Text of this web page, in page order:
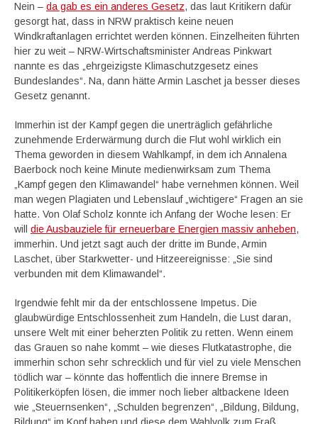
Nein – da gab es ein anderes Gesetz, das laut Kritikern dafür
gesorgt hat, dass in NRW praktisch keine neuen
Windkraftanlagen errichtet werden können. Einzelheiten führten
hier zu weit – NRW-Wirtschaftsminister Andreas Pinkwart
nannte es das „ehrgeizigste Klimaschutzgesetz eines
Bundeslandes“. Na, dann hätte Armin Laschet ja besser dieses
Gesetz genannt.
Immerhin ist der Kampf gegen die unerträglich gefährliche
zunehmende Erderwärmung durch die Flut wohl wirklich ein
Thema geworden in diesem Wahlkampf, in dem ich Annalena
Baerbock noch keine Minute medienwirksam zum Thema
„Kampf gegen den Klimawandel“ habe vernehmen können. Weil
man wegen Plagiaten und Lebenslauf „wichtigere“ Fragen an sie
hatte. Von Olaf Scholz konnte ich Anfang der Woche lesen: Er
will die Ausbauziele für erneuerbare Energien massiv anheben,
immerhin. Und jetzt sagt auch der dritte im Bunde, Armin
Laschet, über Starkwetter- und Hitzeereignisse: „Sie sind
verbunden mit dem Klimawandel“.
Irgendwie fehlt mir da der entschlossene Impetus. Die
glaubwürdige Entschlossenheit zum Handeln, die Lust daran,
unsere Welt mit einer beherzten Politik zu retten. Wenn einem
das Grauen so nahe kommt – wie dieses Flutkatastrophe, die
immerhin schon sehr schrecklich und für viel zu viele Menschen
tödlich war – könnte das hoffentlich die innere Bremse in
Politikerköpfen lösen, die immer noch lieber altbackene Ideen
wie „Steuernsenken“, „Schulden begrenzen“, „Bildung, Bildung,